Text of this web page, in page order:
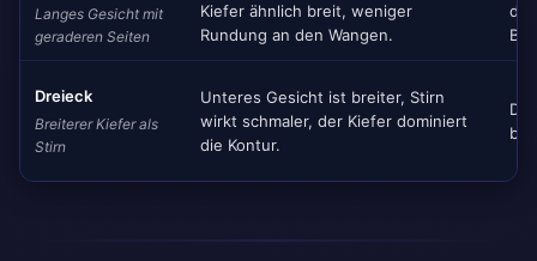
Langes Gesicht mit
geraderen Seiten
Kiefer ähnlich breit, weniger
Rundung an den Wangen.
Dreieck
Breiterer Kiefer als
Stirn
Unteres Gesicht ist breiter, Stirn
wirkt schmaler, der Kiefer dominiert
die Kontur.